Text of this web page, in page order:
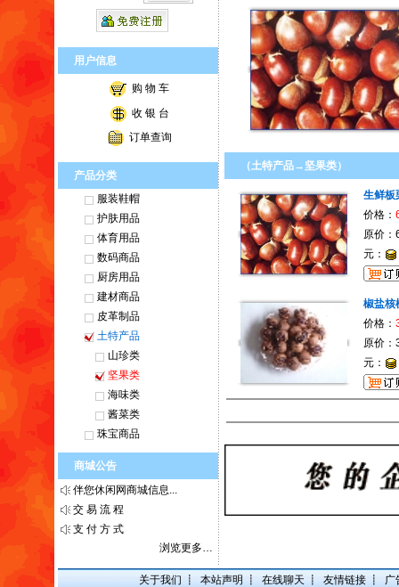
用户信息
购 物 车
收 银 台
订单查询
产品分类
服装鞋帽
护肤用品
体育用品
数码商品
厨房用品
建材商品
皮革制品
土特产品
山珍类
坚果类
海味类
酱菜类
珠宝商品
商城公告
伴您休闲网商城信息...
交 易 流 程
支 付 方 式
浏览更多…
（土特产品→坚果类）
生鲜板
价格：
原价
元：
椒盐核
价格：
原价
元：
关于我们 ┋ 本站声明 ┋ 在线聊天 ┋ 友情链接 ┋ 广